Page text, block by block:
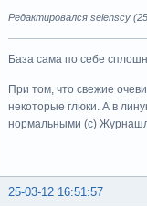
Редактировался selenscy
База сама по себе
При том, что свежие
некоторые глюки. А в
нормальными (c)
25-03-12 16:51:57